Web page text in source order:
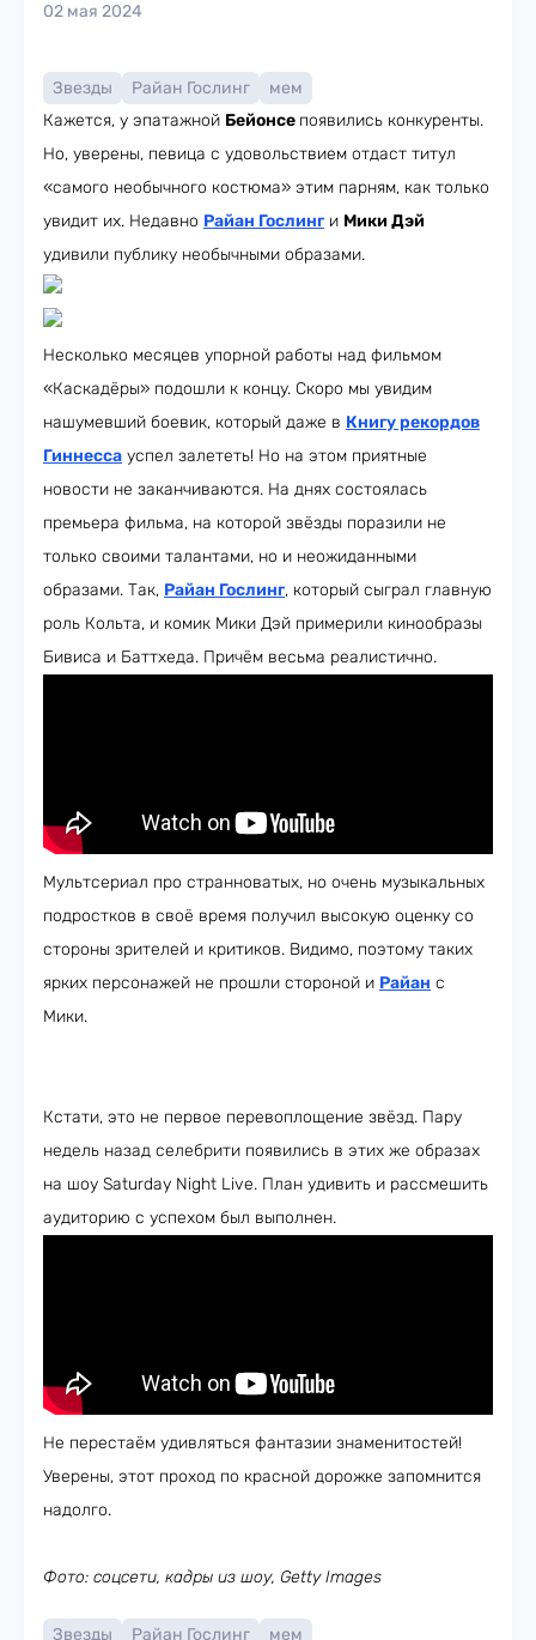
02 мая 2024
Звезды Райан Гослинг
мем
Кажется, у эпатажной Бейонсе появились конкуренты.
Но, уверены, певица с удовольствием отдаст титул
«самого необычного костюма» этим парням, как только
увидит их. Недавно Райан Гослинги Мики Дэй
удивили публику необычными образами.
Несколько месяцев упорной работы над фильмом
«Каскадёры» подошли к концу. Скоро мы увидим
нашумевший боевик, который даже в Книгу рекордов
Гиннесса успел залететь! Но на этом приятные
новости не заканчиваются. На днях состоялась
премьера фильма, на которой звёзды поразили не
только своими талантами, но и неожиданными
образами. Так, Райан Гослинг, который сыграл главную
роль Кольта, и комик Мики Дэй примерили кинообразы
Бивиса и Баттхеда. Причём весьма реалистично.
Мультсериал про странноватых, но очень музыкальных
подростков в своё время получил высокую оценку со
стороны зрителей и критиков. Видимо, поэтому таких
ярких персонажей не прошли стороной и Райан с
Мики.
Кстати, это не первое перевоплощение звёзд. Пару
недель назад селебрити появились в этих же образах
на шоу Saturday Night Live. План удивить и рассмешить
аудиторию с успехом был выполнен.
Не перестаём удивляться фантазии знаменитостей!
Уверены, этот проход по красной дорожке запомнится
надолго.
Фото: соцсети, кадры из шоу, Getty Images
Звезды Райан Гослинг мем